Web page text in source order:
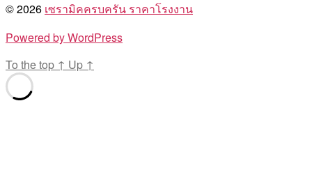
© 2026 เซรามิคครบครัน ราคาโรงงาน
Powered by WordPress
To the top ↑ Up ↑